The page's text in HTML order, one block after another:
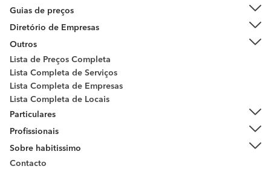
Guias de preços
Diretório de Empresas
Outros
Lista de Preços Completa
Lista Completa de Serviços
Lista Completa de Empresas
Lista Completa de Locais
Particulares
Profissionais
Sobre habitissimo
Contacto